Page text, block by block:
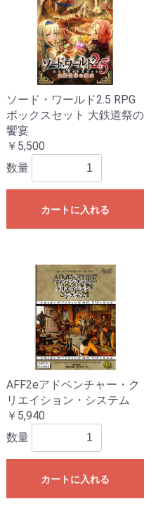
ソード・ワールド2.5 RPG
ボックスセット 大鉄道祭の
饗宴
￥5,500
数量
カートに入れる
AFF2eアドベンチャー・ク
リエイション・システム
￥5,940
数量
カートに入れる